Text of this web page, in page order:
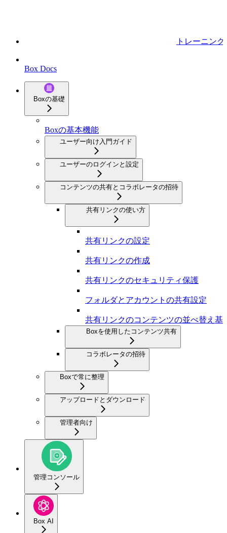
トレーニング
Box Docs
Boxの基礎
Boxの基本機能
ユーザー向け入門ガイド
ユーザーのログインと設定
コンテンツの共有とコラボレータの招待
共有リンクの使い方
共有リンクの設定
共有リンクの作成
共有リンクのセキュリティ保護
フォルダとアカウントの共有設定
共有リンクのコンテンツの並べ替え基
Boxを使用したコンテンツ共有
コラボレータの招待
Boxで常に整理
アップロードとダウンロード
管理者向け
管理コンソール
Box AI